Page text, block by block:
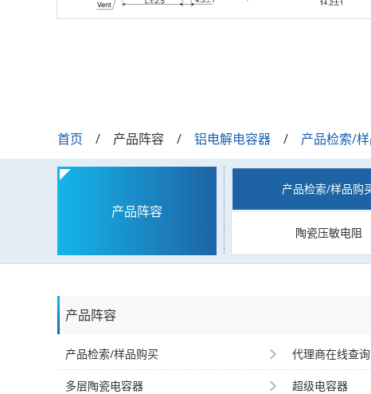
首页 产品阵容 铝电解电容器 产品检索/
产品阵容
产品检索/样品购
陶瓷压敏电阻
产品阵容
产品检索/样品购买 代理商在线查询
多层陶瓷电容器 超级电容器